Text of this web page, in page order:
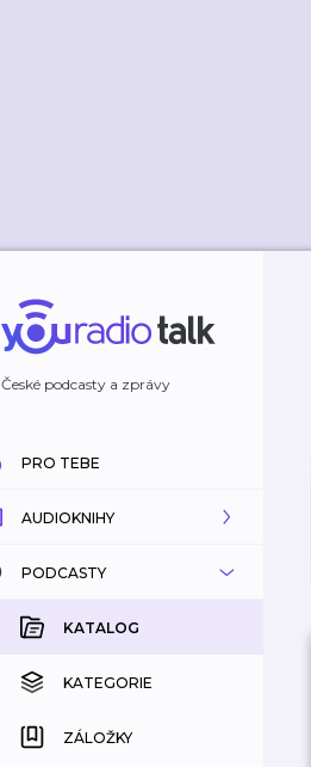
České podcasty a zprávy
PRO TEBE
AUDIOKNIHY
KATALOG
KOUPENÉ
KATEGORIE
ZÁLOŽKY
PODCASTY
KATALOG
KATEGORIE
ZÁLOŽKY